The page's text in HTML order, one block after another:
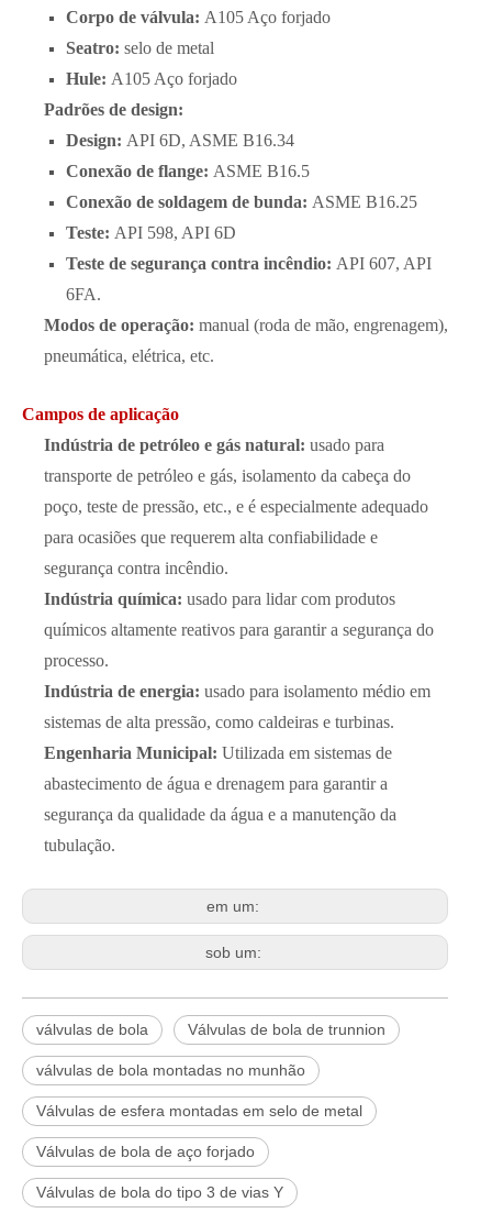
Corpo de válvula: A105 Aço forjado
Seatro: selo de metal
Hule: A105 Aço forjado
Padrões de design:
Design: API 6D, ASME B16.34
Conexão de flange: ASME B16.5
Conexão de soldagem de bunda: ASME B16.25
Teste: API 598, API 6D
Teste de segurança contra incêndio: API 607, API
6FA.
Modos de operação: manual (roda de mão, engrenagem),
pneumática, elétrica, etc.
Campos de aplicação
Indústria de petróleo e gás natural: usado para
transporte de petróleo e gás, isolamento da cabeça do
poço, teste de pressão, etc., e é especialmente adequado
para ocasiões que requerem alta confiabilidade e
segurança contra incêndio.
Indústria química: usado para lidar com produtos
químicos altamente reativos para garantir a segurança do
processo.
Indústria de energia: usado para isolamento médio em
sistemas de alta pressão, como caldeiras e turbinas.
Engenharia Municipal: Utilizada em sistemas de
abastecimento de água e drenagem para garantir a
segurança da qualidade da água e a manutenção da
tubulação.
em um:
sob um:
válvulas de bola Válvulas de bola de trunnion
válvulas de bola montadas no munhão
Válvulas de esfera montadas em selo de metal
Válvulas de bola de aço forjado
Válvulas de bola do tipo 3 de vias Y